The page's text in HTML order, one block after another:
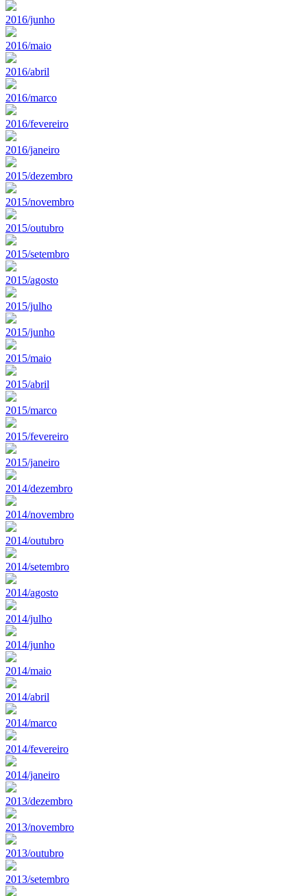
2016/junho
2016/maio
2016/abril
2016/marco
2016/fevereiro
2016/janeiro
2015/dezembro
2015/novembro
2015/outubro
2015/setembro
2015/agosto
2015/julho
2015/junho
2015/maio
2015/abril
2015/marco
2015/fevereiro
2015/janeiro
2014/dezembro
2014/novembro
2014/outubro
2014/setembro
2014/agosto
2014/julho
2014/junho
2014/maio
2014/abril
2014/marco
2014/fevereiro
2014/janeiro
2013/dezembro
2013/novembro
2013/outubro
2013/setembro